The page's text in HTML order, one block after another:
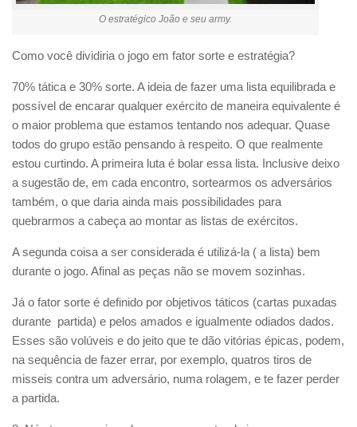
O estratégico João e seu army.
Como você dividiria o jogo em fator sorte e estratégia?
70% tática e 30% sorte. A ideia de fazer uma lista equilibrada e
possível de encarar qualquer exército de maneira equivalente é
o maior problema que estamos tentando nos adequar. Quase
todos do grupo estão pensando à respeito. O que realmente
estou curtindo. A primeira luta é bolar essa lista. Inclusive deixo
a sugestão de, em cada encontro, sortearmos os adversários
também, o que daria ainda mais possibilidades para
quebrarmos a cabeça ao montar as listas de exércitos.
A segunda coisa a ser considerada é utilizá-la ( a lista) bem
durante o jogo. Afinal as peças não se movem sozinhas.
Já o fator sorte é definido por objetivos táticos (cartas puxadas
durante partida) e pelos amados e igualmente odiados dados.
Esses são volúveis e do jeito que te dão vitórias épicas, podem,
na sequência de fazer errar, por exemplo, quatros tiros de
misseis contra um adversário, numa rolagem, e te fazer perder
a partida.